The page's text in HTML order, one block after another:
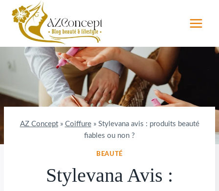
Aller
contenu
AZ Concept» Coiffure» Stylevana avis : produits beauté
fiables ou non ?
BEAUTÉ
Stylevana Avis :